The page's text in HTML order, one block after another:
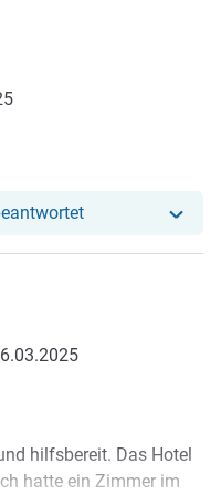
4.0/5
Unser Hotel hat
3.0/5
hilfsbereit. Das Hotel
hatte ein Zimmer im